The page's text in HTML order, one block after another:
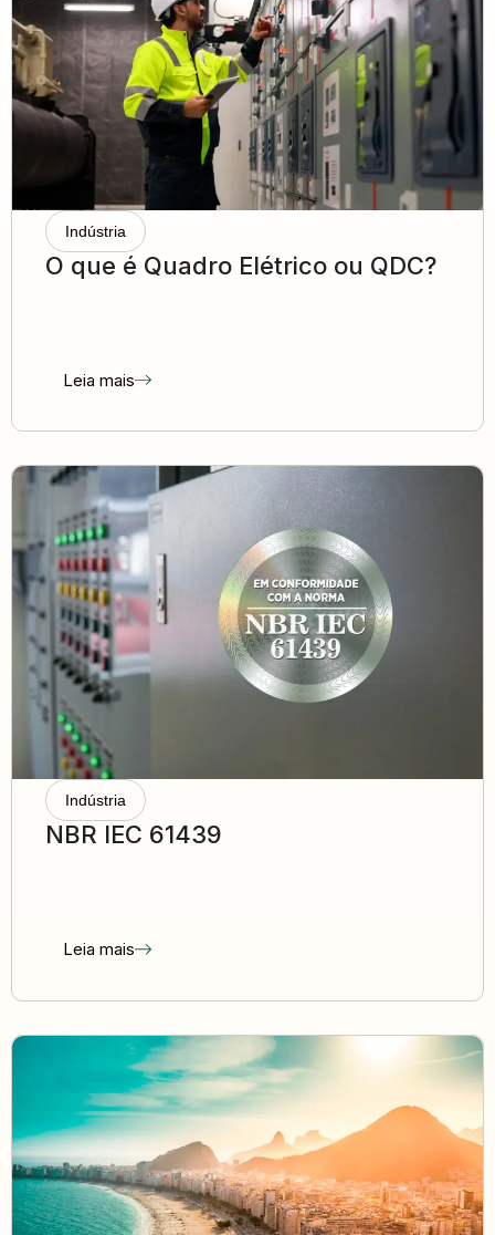
Indústria
O que é Quadro Elétrico ou QDC?
Leia mais
Indústria
NBR IEC 61439
Leia mais